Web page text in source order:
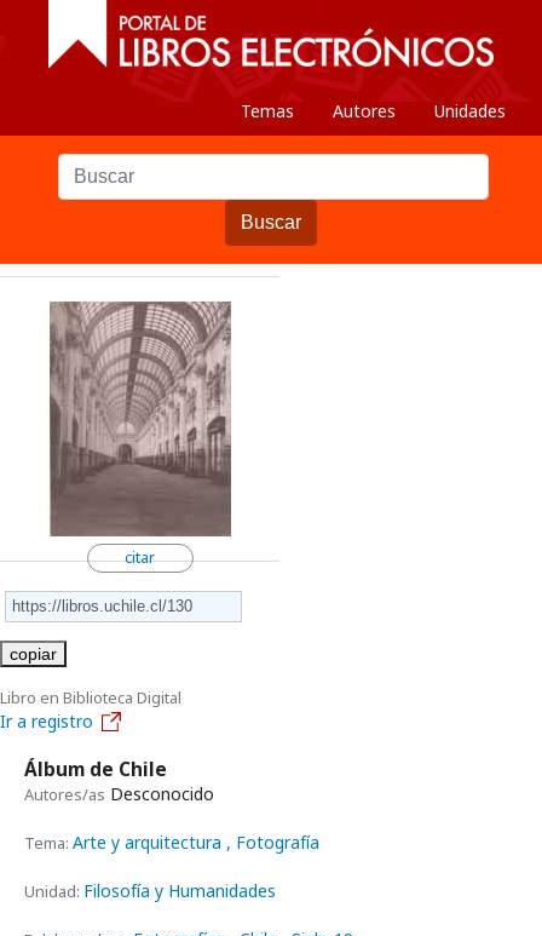
Temas Autores Unidades
Buscar
citar
copiar
Libro en Biblioteca Digital
Ir a registro
Álbum de Chile
Autores/as Desconocido
Tema: Arte y arquitectura , Fotografía
Unidad: Filosofía y Humanidades